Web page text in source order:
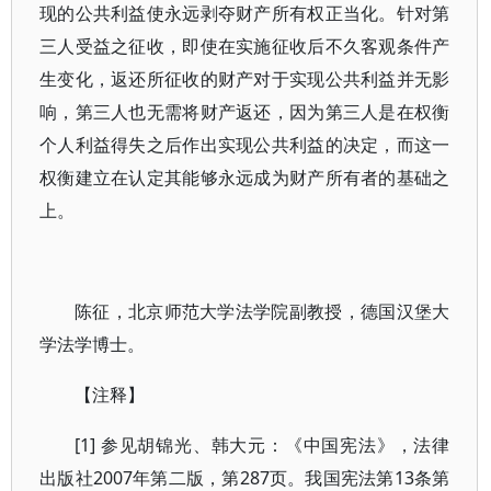
现的公共利益使永远剥夺财产所有权正当化。针对第
三人受益之征收，即使在实施征收后不久客观条件产
生变化，返还所征收的财产对于实现公共利益并无影
响，第三人也无需将财产返还，因为第三人是在权衡
个人利益得失之后作出实现公共利益的决定，而这一
权衡建立在认定其能够永远成为财产所有者的基础之
上。
陈征，北京师范大学法学院副教授，德国汉堡大
学法学博士。
【注释】
[1] 参见胡锦光、韩大元：《中国宪法》，法律
出版社2007年第二版，第287页。我国宪法第13条第